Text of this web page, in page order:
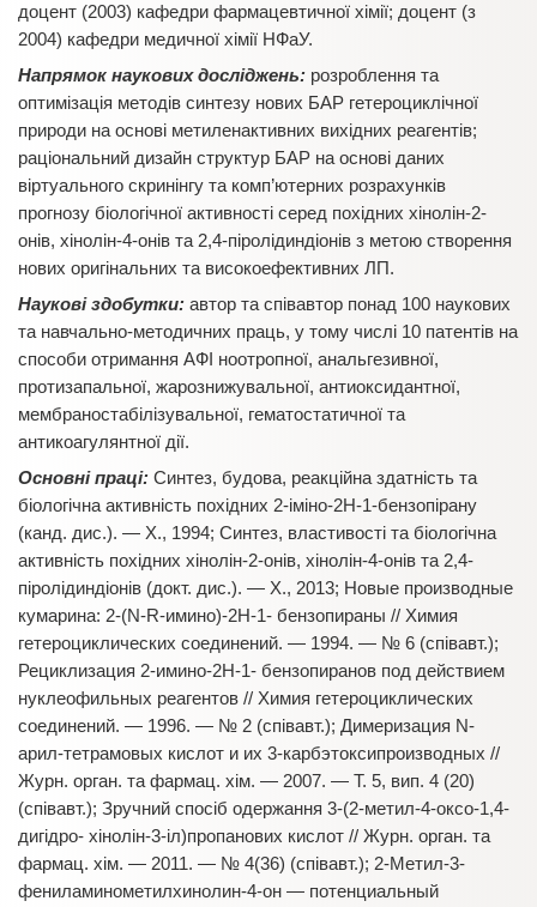
доцент (2003) кафедри фармацевтичної хімії; доцент (з
2004) кафедри медичної хімії НФаУ.
Напрямок наукових досліджень: розроблення та
оптимізація методів синтезу нових БАР гетероциклічної
природи на основі метиленактивних вихідних реагентів;
раціональний дизайн структур БАР на основі даних
віртуального скринінгу та комп’ютерних розрахунків
прогнозу біологічної активності серед похідних хінолін-2-
онів, хінолін-4-онів та 2,4-піролідиндіонів з метою створення
нових оригінальних та високоефективних ЛП.
Наукові здобутки: автор та співавтор понад 100 наукових
та навчально-методичних праць, у тому числі 10 патентів на
способи отримання АФІ ноотропної, анальгезивної,
протизапальної, жарознижувальної, антиоксидантної,
мембраностабілізувальної, гематостатичної та
антикоагулянтної дії.
Основні праці: Синтез, будова, реакційна здатність та
біологічна активність похідних 2-іміно-2Н-1-бензопірану
(канд. дис.). — Х., 1994; Синтез, властивості та біологічна
активність похідних хінолін-2-онів, хінолін-4-онів та 2,4-
піролідиндіонів (докт. дис.). — Х., 2013; Новые производные
кумарина: 2-(N-R-имино)-2H-1- бензопираны // Химия
гетероциклических соединений. — 1994. — № 6 (співавт.);
Рециклизация 2-имино-2Н-1- бензопиранов под действием
нуклеофильных реагентов // Химия гетероциклических
соединений. — 1996. — № 2 (співавт.); Димеризация N-
арил-тетрамовых кислот и их 3-карбэтоксипроизводных //
Журн. орган. та фармац. хім. — 2007. — Т. 5, вип. 4 (20)
(співавт.); Зручний спосіб одержання 3-(2-метил-4-oксо-1,4-
дигідро- хінолін-3-іл)пропанових кислот // Журн. орган. та
фармац. хім. — 2011. — № 4(36) (співавт.); 2-Метил-3-
фениламинометилхинолин-4-он — потенциальный